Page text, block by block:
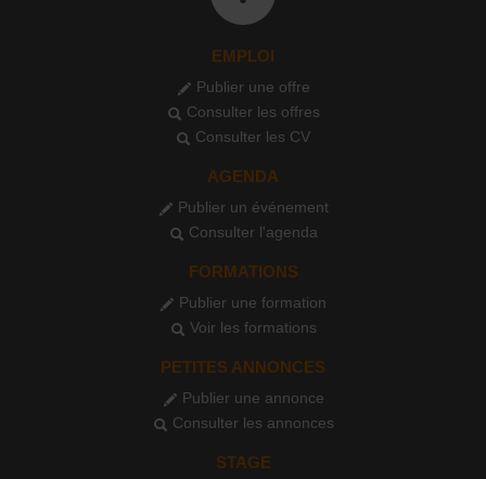
EMPLOI
Publier une offre
Consulter les offres
Consulter les CV
AGENDA
Publier un événement
Consulter l'agenda
FORMATIONS
Publier une formation
Voir les formations
PETITES ANNONCES
Publier une annonce
Consulter les annonces
STAGE